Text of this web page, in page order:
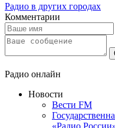
Радио в других городах
Комментарии
Радио онлайн
Новости
Вести FM
«Радио